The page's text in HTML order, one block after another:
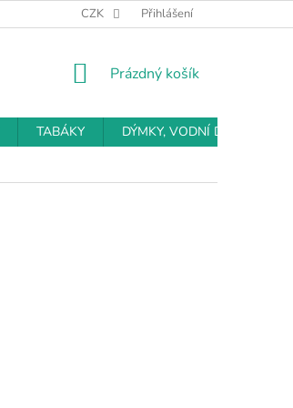
PODMÍNKY OCHRANY OSOBNÍCH ÚDAJŮ
CZK Přihlášení
NÁKUPNÍ
Prázdný košík
TABÁKY
DÝMKY, VODNÍ DÝMKY